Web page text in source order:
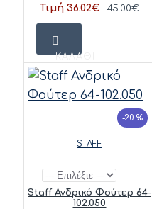
Τιμή 36.02€ 45.00€
ΚΑΛΆΘΙ
-20 %
STAFF
Staff Ανδρικό Φούτερ 64-
102.050